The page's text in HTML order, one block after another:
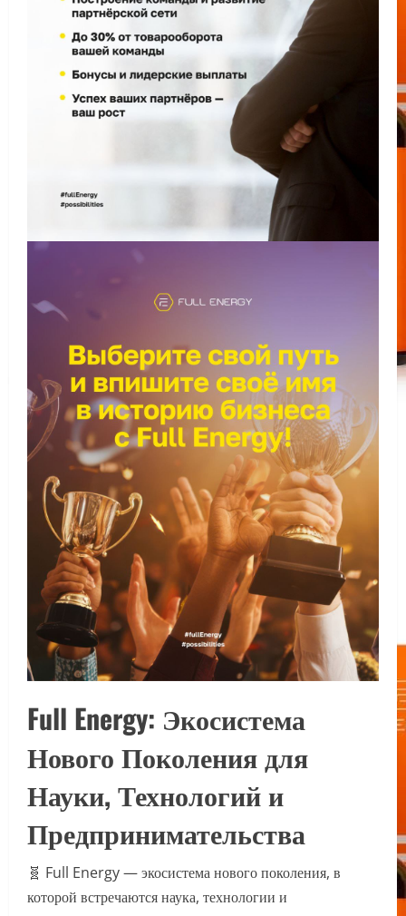
Full Energy: Экосистема
Нового Поколения для
Науки, Технологий и
Предпринимательства
🧬 Full Energy — экосистема нового поколения, в
которой встречаются наука, технологии и